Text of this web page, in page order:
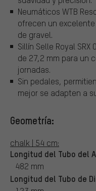
Neumáticos WTB
ofrecen un
de gravel.
Sillín Selle Royal
de 27,2 mm para un
jornadas.
Sin pedales,
mejor se adapten a
Geometría:
chalk | 54 cm:
Longitud del Tubo del
482 mm
Longitud del Tubo de